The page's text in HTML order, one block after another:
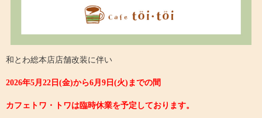
和とわ総本店店舗改装に伴い
2026年5月22日(金)から6月9日(火)までの間
カフェトワ・トワは臨時休業を予定しております。